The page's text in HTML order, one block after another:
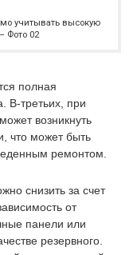
учитывать высокую
Фото 02
полная
В-третьих, при
возникнуть
что может быть
ремонтом.
снизить за счет
от
панели или
резервного.